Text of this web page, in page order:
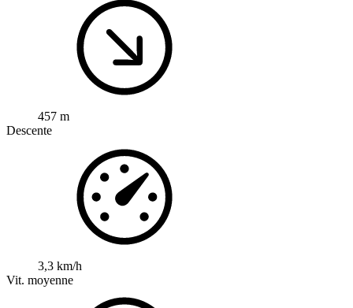
457 m
Descente
3,3 km/h
Vit. moyenne